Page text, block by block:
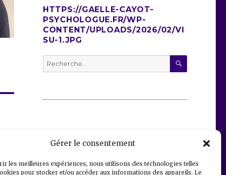
Gérer le consentement
les meilleures expériences, nous utilisons des technologies telles
pour stocker et/ou accéder aux informations des appareils. Le
HTTPS://GAELLE-CAYOT-
PSYCHOLOGUE.FR/WP-
CONTENT/UPLOADS/2026/02/VI
SU-1.JPG
Recherche
pour